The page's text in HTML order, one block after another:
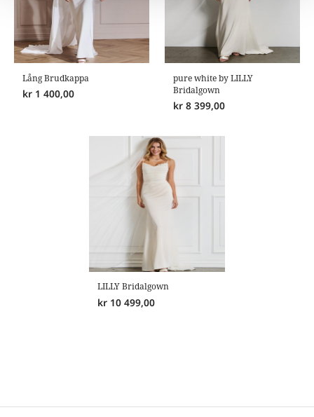
Lång Brudkappa
kr 1 400,00
pure white by LILLY
Bridalgown
kr 8 399,00
LILLY Bridalgown
kr 10 499,00